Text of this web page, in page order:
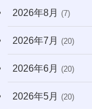
2026年8月 (7)
2026年7月 (20)
2026年6月 (20)
2026年5月 (20)